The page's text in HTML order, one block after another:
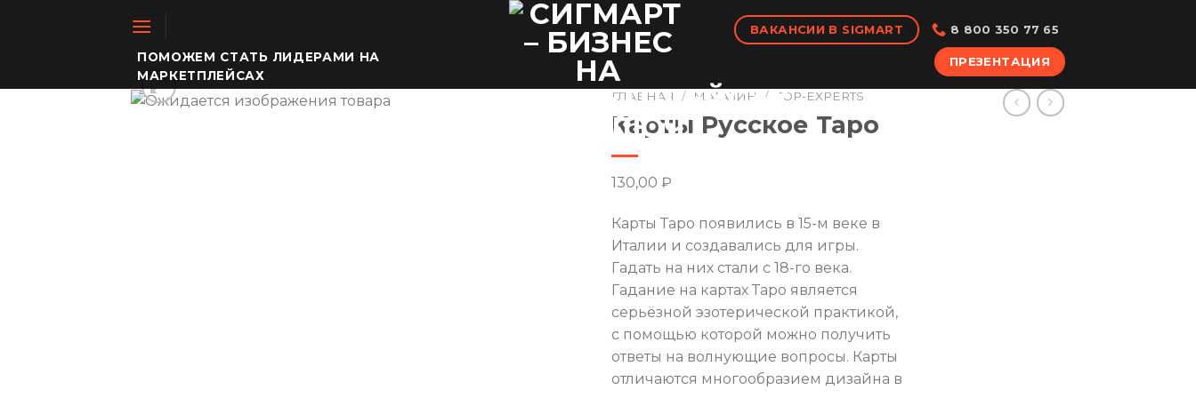
ПОМОЖЕМ СТАТЬ ЛИДЕРАМИ НА
МАРКЕТПЛЕЙСАХ
ВАКАНСИИ В SIGMART 8 800 350 77 65
ПРЕЗЕНТАЦИЯ
ГЛАВНАЯ / МАГАЗИН / TOP-EXPERTS
Карты Русское Таро
130,00 ₽
Карты Таро появились в 15-м веке в
Италии и создавались для игры.
Гадать на них стали с 18-го века.
Гадание на картах Таро является
серьёзной эзотерической практикой,
с помощью которой можно получить
ответы на волнующие вопросы. Карты
отличаются многообразием дизайна в